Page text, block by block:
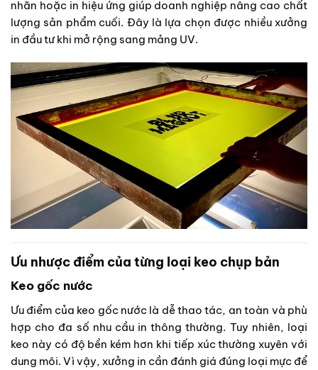
nhãn hoặc in hiệu ứng giúp doanh nghiệp nâng cao chất
lượng sản phẩm cuối. Đây là lựa chọn được nhiều xưởng
in đầu tư khi mở rộng sang mảng UV.
Ưu nhược điểm của từng loại keo chụp bản
Keo gốc nước
Ưu điểm của keo gốc nước là dễ thao tác, an toàn và phù
hợp cho đa số nhu cầu in thông thường. Tuy nhiên, loại
keo này có độ bền kém hơn khi tiếp xúc thường xuyên với
dung môi. Vì vậy, xưởng in cần đánh giá đúng loại mực để